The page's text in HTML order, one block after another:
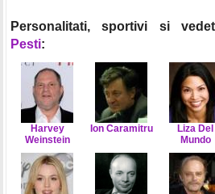
Personalitati, sportivi si
Pesti:
Harvey
Weinstein
Ion Caramitru
Liza Del
Mundo